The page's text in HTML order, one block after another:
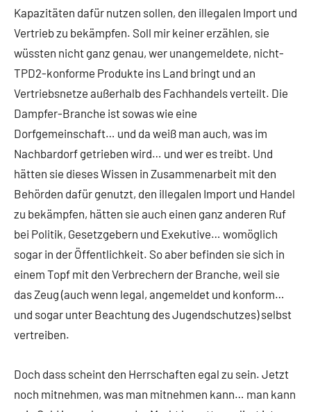
Kapazitäten dafür nutzen sollen, den illegalen Import und
Vertrieb zu bekämpfen. Soll mir keiner erzählen, sie
wüssten nicht ganz genau, wer unangemeldete, nicht-
TPD2-konforme Produkte ins Land bringt und an
Vertriebsnetze außerhalb des Fachhandels verteilt. Die
Dampfer-Branche ist sowas wie eine
Dorfgemeinschaft… und da weiß man auch, was im
Nachbardorf getrieben wird… und wer es treibt. Und
hätten sie dieses Wissen in Zusammenarbeit mit den
Behörden dafür genutzt, den illegalen Import und Handel
zu bekämpfen, hätten sie auch einen ganz anderen Ruf
bei Politik, Gesetzgebern und Exekutive… womöglich
sogar in der Öffentlichkeit. So aber befinden sie sich in
einem Topf mit den Verbrechern der Branche, weil sie
das Zeug (auch wenn legal, angemeldet und konform…
und sogar unter Beachtung des Jugendschutzes) selbst
vertreiben.
Doch dass scheint den Herrschaften egal zu sein. Jetzt
noch mitnehmen, was man mitnehmen kann… man kann